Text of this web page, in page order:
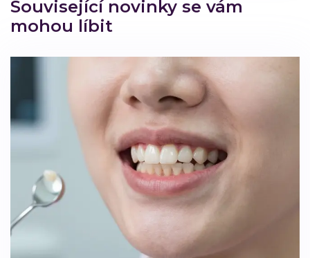
Související novinky se vám
mohou líbit